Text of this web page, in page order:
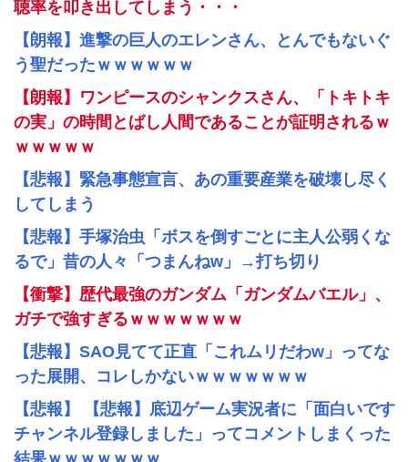
聴率を叩き出してしまう・・・
【朗報】進撃の巨人のエレンさん、とんでもないぐ
う聖だったｗｗｗｗｗｗ
【朗報】ワンピースのシャンクスさん、「トキトキ
の実」の時間とばし人間であることが証明されるｗ
ｗｗｗｗｗ
【悲報】緊急事態宣言、あの重要産業を破壊し尽く
してしまう
【悲報】手塚治虫「ボスを倒すごとに主人公弱くな
るで」昔の人々「つまんねw」→打ち切り
【衝撃】歴代最強のガンダム「ガンダムバエル」、
ガチで強すぎるｗｗｗｗｗｗｗ
【悲報】SAO見てて正直「これムリだわw」ってな
った展開、コレしかないｗｗｗｗｗｗｗ
【悲報】 【悲報】底辺ゲーム実況者に「面白いです
チャンネル登録しました」ってコメントしまくった
結果ｗｗｗｗｗｗｗ